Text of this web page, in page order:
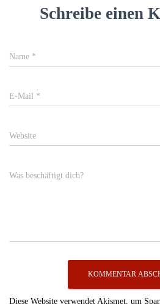
Schreibe einen
Name *
E-Mail *
Website
Was beschäftigt dich?
Diese Website verwendet Akismet, um